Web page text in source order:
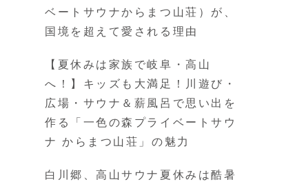
ベートサウナからまつ山荘）が、
国境を超えて愛される理由
【夏休みは家族で岐阜・高山
へ！】キッズも大満足！川遊び・
広場・サウナ＆薪風呂で思い出を
作る「一色の森プライベートサウ
ナ からまつ山荘」の魅力
白川郷、高山サウナ夏休みは酷暑